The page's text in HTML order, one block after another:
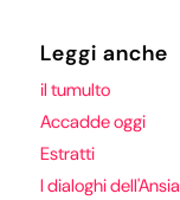
Leggi anche
il tumulto
Accadde oggi
Estratti
I dialoghi dell'Ansia